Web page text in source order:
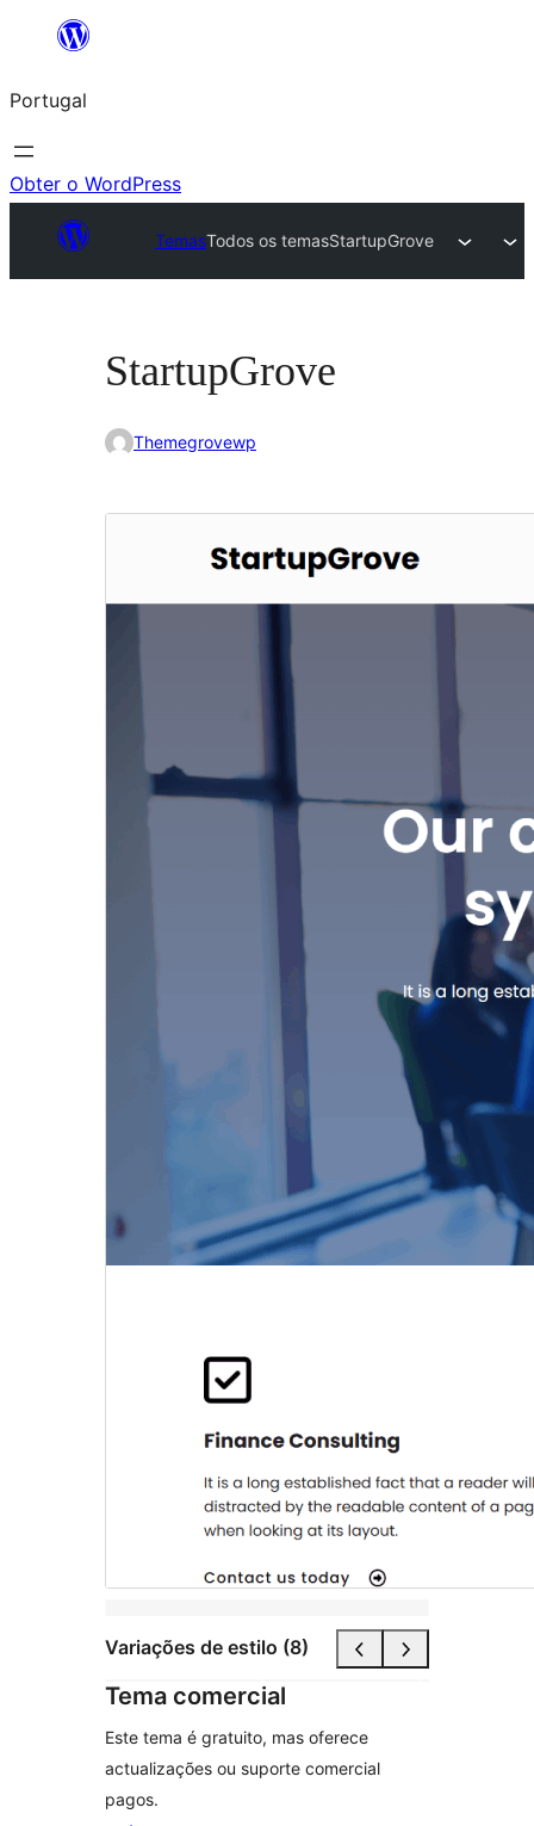
Saltar
o
conteúdo
Portugal
Obter o WordPress
TemasTodos os temasStartupGrove
StartupGrove
Themegrovewp
Variações de estilo (8)
Tema comercial
Este tema é gratuito, mas oferece
actualizações ou suporte comercial
pagos.